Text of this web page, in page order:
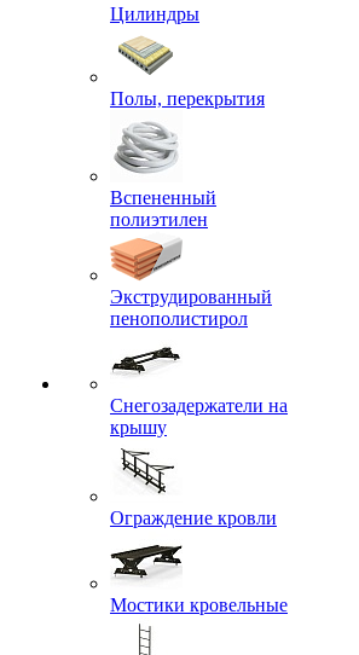
Цилиндры
Полы, перекрытия
Вспененный
полиэтилен
Экструдированный
пенополистирол
Снегозадержатели на
крышу
Ограждение кровли
Мостики кровельные